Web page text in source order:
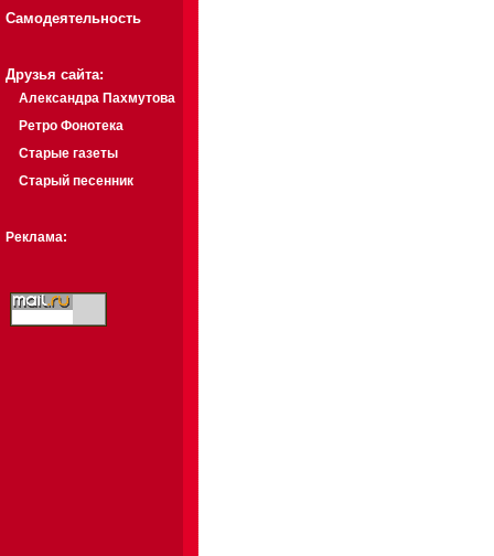
Самодеятельность
Друзья сайта:
Александра Пахмутова
Ретро Фонотека
Старые газеты
Старый песенник
Реклама: